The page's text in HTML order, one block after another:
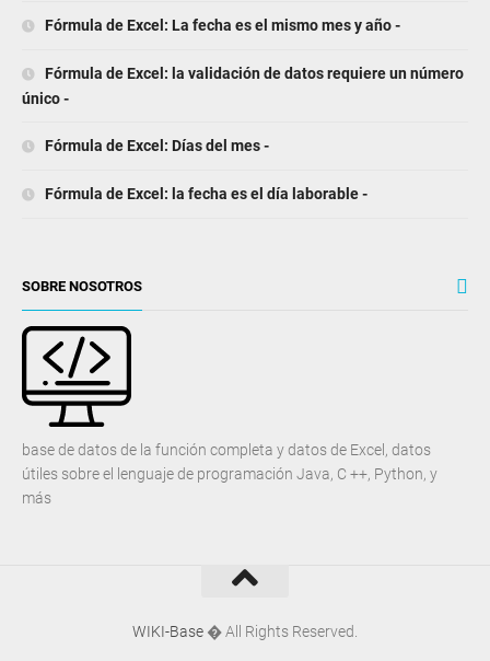
Fórmula de Excel: La fecha es el mismo mes y año -
Fórmula de Excel: la validación de datos requiere un número
único -
Fórmula de Excel: Días del mes -
Fórmula de Excel: la fecha es el día laborable -
SOBRE NOSOTROS
base de datos de la función completa y datos de Excel, datos
útiles sobre el lenguaje de programación Java, C ++, Python, y
más
WIKI-Base � All Rights Reserved.